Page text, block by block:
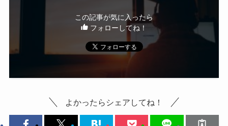
この記事が気に入ったら
フォローしてね！
よかったらシェアしてね！